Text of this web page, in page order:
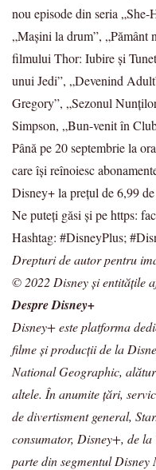
nou episode din seria
„Mașini la drum”, „Pământ
filmului Thor: Iubire și
unui Jedi”, „Devenind
Gregory”, „Sezonul
Simpson, „Bun-venit în
Până pe 20 septembrie la
care își reînoiesc
Disney+ la prețul de 6,99
Ne puteți găsi și pe https:
Hashtag: #DisneyPlus;
Drepturi de autor pentru
© 2022 Disney și entitățile
Despre Disney+
Disney+ este platforma
filme și producții de la
National Geographic,
altele. În anumite țări,
de divertisment general,
consumator, Disney+, de
parte din segmentul